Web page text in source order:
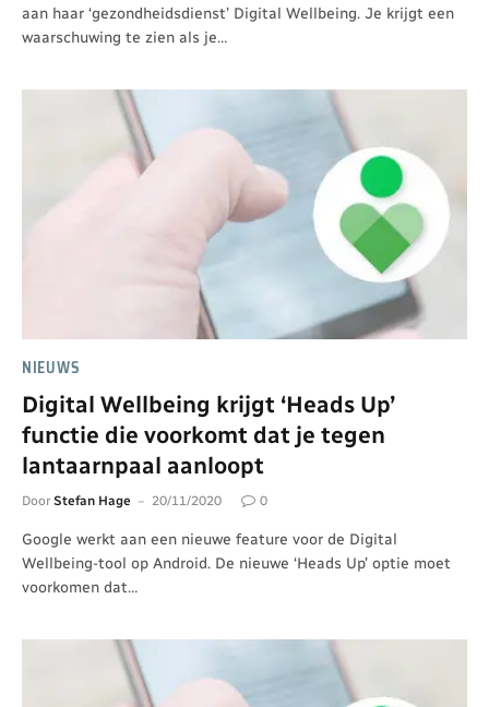
aan haar ‘gezondheidsdienst’ Digital Wellbeing. Je krijgt een
waarschuwing te zien als je…
NIEUWS
Digital Wellbeing krijgt ‘Heads Up’
functie die voorkomt dat je tegen
lantaarnpaal aanloopt
Door Stefan Hage 20/11/2020 0
Google werkt aan een nieuwe feature voor de Digital
Wellbeing-tool op Android. De nieuwe ‘Heads Up’ optie moet
voorkomen dat…